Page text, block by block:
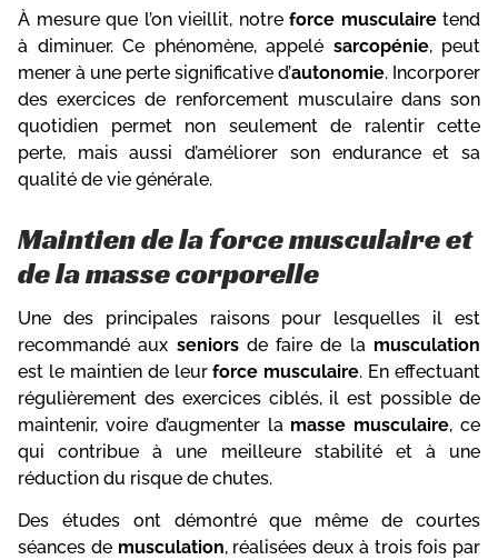
À mesure que l’on vieillit, notre force musculairetend
à diminuer. Ce phénomène, appelé sarcopénie, peut
mener à une perte significative d’autonomie. Incorporer
des exercices de renforcement musculaire dans son
quotidien permet non seulement de ralentir cette
perte, mais aussi d’améliorer son endurance et sa
qualité de vie générale.
Maintien de la force musculaire et
de la masse corporelle
Une des principales raisons pour lesquelles il est
recommandé aux seniorsde faire de la musculation
est le maintien de leurforce musculaire. En effectuant
régulièrement des exercices ciblés, il est possible de
maintenir, voire d’augmenter la masse musculaire, ce
qui contribue à une meilleure stabilité et à une
réduction du risque de chutes.
Des études ont démontré que même de courtes
séances de musculation, réalisées deux à trois fois par